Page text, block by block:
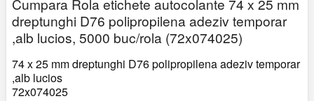
Cumpara Rola etichete autocolante 74 x 25 mm
dreptunghi D76 polipropilena adeziv temporar
,alb lucios, 5000 buc/rola (72x074025)
74 x 25 mm dreptunghi D76 polipropilena adeziv temporar
,alb lucios
72x074025